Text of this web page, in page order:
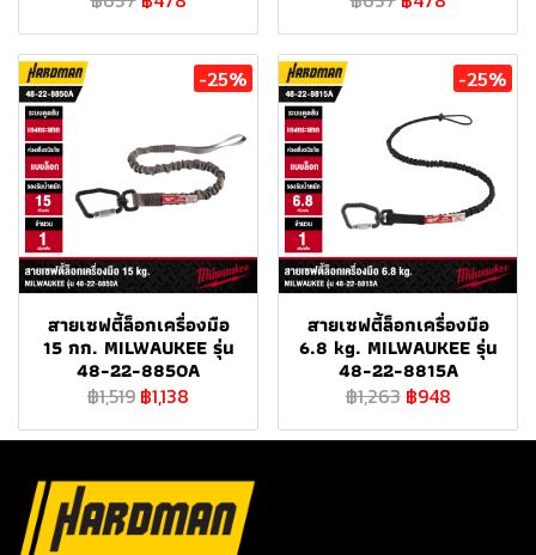
-25%
สายเซฟตี้ล็อกเครื่องมือ
15 กก. MILWAUKEE รุ่น
48-22-8850A
฿1,519 ฿1,138
-25%
สายเซฟตี้ล็อกเครื่องมือ
6.8 kg. MILWAUKEE รุ่น
48-22-8815A
฿1,263 ฿948